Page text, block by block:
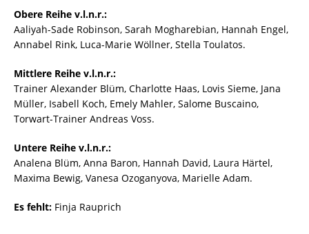
Obere Reihe v.l.n.r.:
Aaliyah-Sade Robinson, Sarah Mogharebian, Hannah Engel,
Annabel Rink, Luca-Marie Wöllner, Stella Toulatos.
Mittlere Reihe v.l.n.r.:
Trainer Alexander Blüm, Charlotte Haas, Lovis Sieme, Jana
Müller, Isabell Koch, Emely Mahler, Salome Buscaino,
Torwart-Trainer Andreas Voss.
Untere Reihe v.l.n.r.:
Analena Blüm, Anna Baron, Hannah David, Laura Härtel,
Maxima Bewig, Vanesa Ozoganyova, Marielle Adam.
Es fehlt: Finja Rauprich